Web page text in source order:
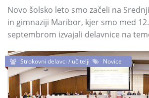
Novo šolsko leto smo začeli na
in gimnaziji Maribor, kjer smo med
septembrom izvajali delavnice na
Strokovni delavci / učitelji Novice